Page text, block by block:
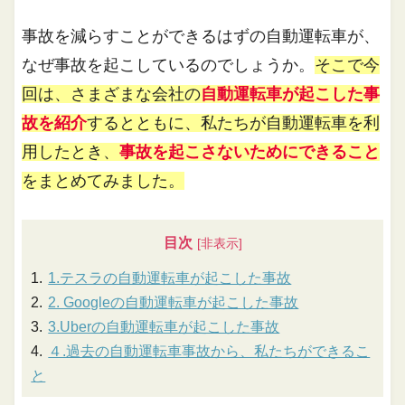
事故を減らすことができるはずの自動運転車が、
なぜ事故を起こしているのでしょうか。 そこで今
回は、さまざまな会社の自動運転車が起こした事
故を紹介するとともに、私たちが自動運転車を利
用したとき、事故を起こさないためにできること
をまとめてみました。
目次
1.テスラの自動運転車が起こした事故
2. Googleの自動運転車が起こした事故
3.Uberの自動運転車が起こした事故
４.過去の自動運転車事故から、私たちができるこ
と